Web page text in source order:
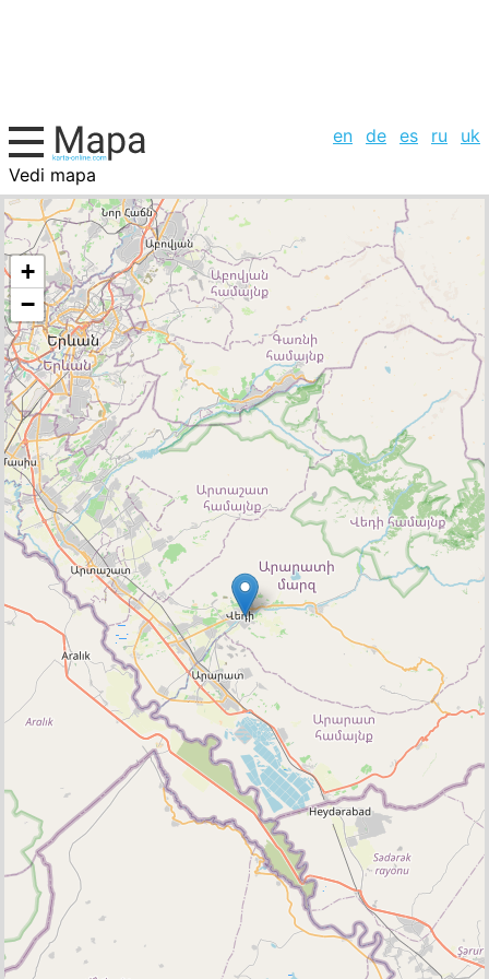
en de es ru
uk
Vedi mapa
Armenia, la lista de ciudades
+
−